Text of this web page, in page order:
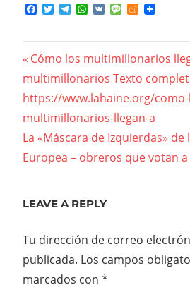
Facebook
TwitterTelegram
WhatsApp
VK MessageMeneame
Navegación
de
entradas
Previous
Post:
Cómo los multimillonarios
multimillonarios Texto
https://www.lahaine.org/
multimillonarios-llegan-a
Next
Post:
La «Máscara de Izquierdas»
Europea – obreros que votan
LEAVE A REPLY
Tu dirección de correo
publicada. Los campos
marcados con *